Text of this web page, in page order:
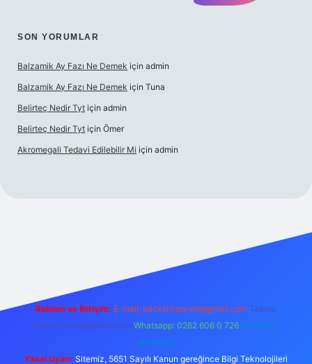
SON YORUMLAR
Balzamik Ay Fazı Ne Demek için admin
Balzamik Ay Fazı Ne Demek için Tuna
Belirteç Nedir Tyt için admin
Belirteç Nedir Tyt için Ömer
Akromegali Tedavi Edilebilir Mi için admin
Reklam ve İletişim: E-mail: backlinkpaneli@gmail.com Teams:
forumhizmeti@gmail.com Whatsapp: 0262 606 0 726 Telegram:
@karabul
Yasal Uyarı: Sitemiz, 5651 Sayılı Kanun gereğince Bilgi Teknolojileri